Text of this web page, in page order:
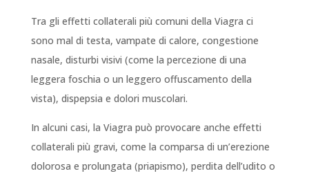
Tra gli effetti collaterali più comuni della Viagra ci
sono mal di testa, vampate di calore, congestione
nasale, disturbi visivi (come la percezione di una
leggera foschia o un leggero offuscamento della
vista), dispepsia e dolori muscolari.
In alcuni casi, la Viagra può provocare anche effetti
collaterali più gravi, come la comparsa di un’erezione
dolorosa e prolungata (priapismo), perdita dell’udito o